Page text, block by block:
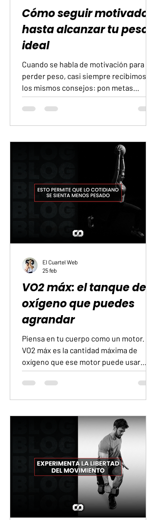
Cómo seguir motivado
hasta alcanzar tu peso
ideal
Cuando se habla de motivación para
perder peso, casi siempre recibimos
los mismos consejos: pon metas
pequeñas, date un capricho de vez en
cuando, visualiza tu yo del futuro. Son
motivación no se pierde por pereza, se
pierde por causas más profundas que
rara vez se mencionan. Quienes luchan
contra la balanza suelen tener una
mentalidad perfeccionista
inconsciente. Si un día saltan el plan,
VO2 máx: el tanque de
oxígeno que puedes
agrandar
Piensa en tu cuerpo como un motor. El
VO2 máx es la cantidad máxima de
oxígeno que ese motor puede usar
cuando aceleras a fondo. Más oxígeno
disponible significa que puedes
rindan o afrontar un esfuerzo extra sin
quedarte sin aire. No es un término
reservado para atletas de élite. Es
simplemente una medida de cuánto
aguanta tu sistema cuando le pides
más. Y es una de las métricas más
importantes para vivir con m
El Cuartel Web
25 feb